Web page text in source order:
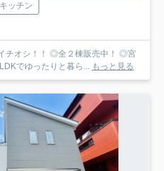
ッチン
チオシ！！ ◎全２棟販売中！ ◎宮
でゆったりと暮ら... もっと見る